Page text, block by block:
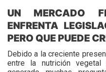
UN MERCADO
ENFRENTA
PERO QUE PUEDE
Debido a la creciente
entre la nutrición